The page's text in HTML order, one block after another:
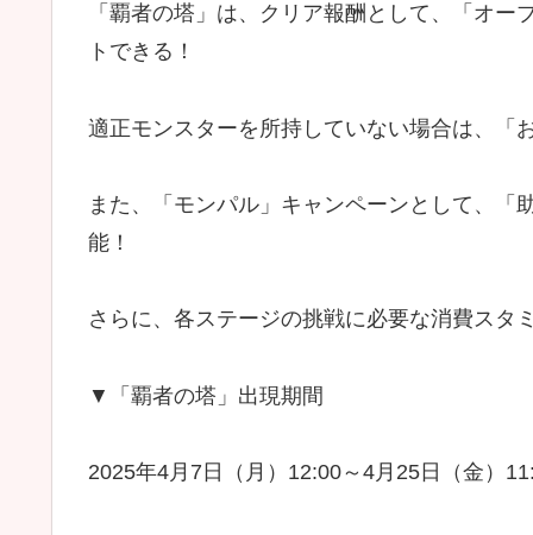
「覇者の塔」は、クリア報酬として、「オ
トできる！
適正モンスターを所持していない場合は、「
また、「モンパル」キャンペーンとして、「
能！
さらに、各ステージの挑戦に必要な消費スタ
▼「覇者の塔」出現期間
2025年4月7日（月）12:00～4月25日（金）